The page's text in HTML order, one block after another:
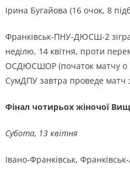
Ірина Бугайова (16 очок, 8
Франківськ-ПНУ-ДЮСШ-2
неділю, 14 квітня, проти
ОСДЮСШОР (початок матчу о
СумДПУ завтра проведе матч
Фінал чотирьох жіночої
Субота, 13 квітня
Івано-Франківськ,